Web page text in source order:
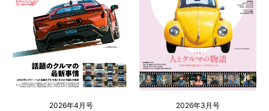
2026年4月号 2026年3月号